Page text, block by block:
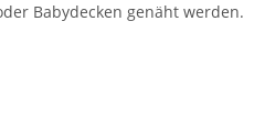
Babydecken genäht werden.